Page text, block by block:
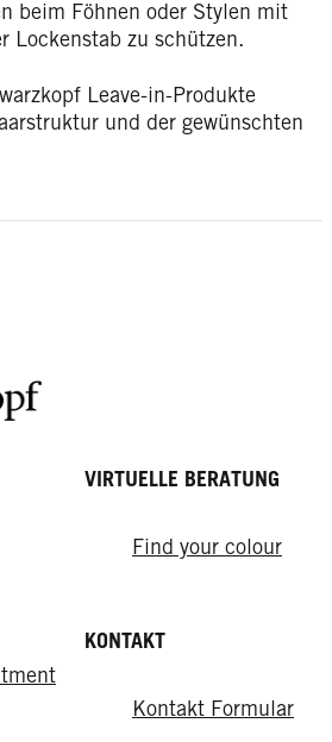
beim Föhnen oder Stylen mit
Lockenstab zu schützen.
Leave-in-Produkte
und der gewünschten
VIRTUELLE BERATUNG
Find your colour
KONTAKT
Kontakt Formular